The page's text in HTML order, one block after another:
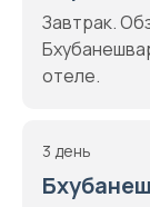
Завтрак.
отеле.
3 день